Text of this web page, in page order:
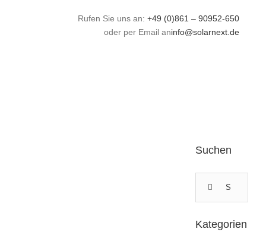
Rufen Sie uns an:+49 (0)861 – 90952-650
oder per Email aninfo@solarnext.de
Suchen
Kategorien